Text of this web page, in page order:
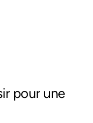
pour une